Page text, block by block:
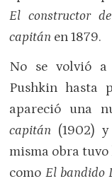
El constructor
capitán en 1879.
No se volvió a
Pushkin hasta
apareció una
capitán (1902)
misma obra
como El bandido